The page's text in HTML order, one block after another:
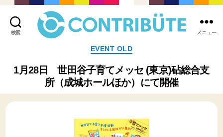
検索
式
社
コ
ン
ト
ビ
ュ
メニュー
カ
テ
ゴ
リ
ー
EVENT OLD
1月28日 世田谷子育てメッセ (東京)砧総合支
所（成城ホールほか）にて開催